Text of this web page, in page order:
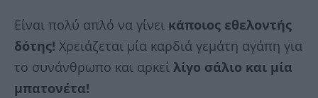
Είναι πολύ απλό να γίνει κάποιος εθελοντής
δότης! Χρειάζεται μία καρδιά γεμάτη αγάπη για
το συνάνθρωπο και αρκεί λίγο σάλιο και μία
μπατονέτα!